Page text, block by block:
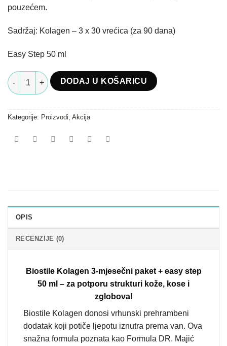
pouzećem.
Sadržaj: Kolagen – 3 x 30 vrećica (za 90 dana)
Easy Step 50 ml
Kolagen 3-mjesečni paket + Poklon Easy step 50ml količina
DODAJ U KOŠARICU
Kategorije: Proizvodi Akcija
OPIS
RECENZIJE (0)
Biostile Kolagen 3-mjesečni paket + easy step
50 ml – za potporu strukturi kože, kose i
zglobova!
Biostile Kolagen donosi vrhunski prehrambeni
dodatak koji potiče ljepotu iznutra prema van. Ova
snažna formula poznata kao Formula DR. Majić